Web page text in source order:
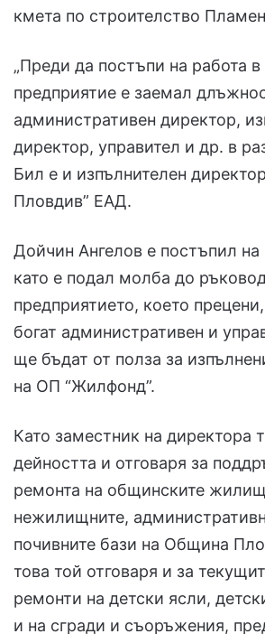
кмета по строителство
„Преди да постъпи на работа
предприятие е заемал
административен директор,
директор, управител и др. в
Бил е и изпълнителен
Пловдив” ЕАД.
Дойчин Ангелов е постъпил на
като е подал молба до
предприятието, което
богат административен и
ще бъдат от полза за
на ОП “Жилфонд”.
Като заместник на директора
дейността и отговаря за
ремонта на общинските
нежилищните,
почивните бази на Община
това той отговаря и за
ремонти на детски ясли,
и на сгради и съоръжения,